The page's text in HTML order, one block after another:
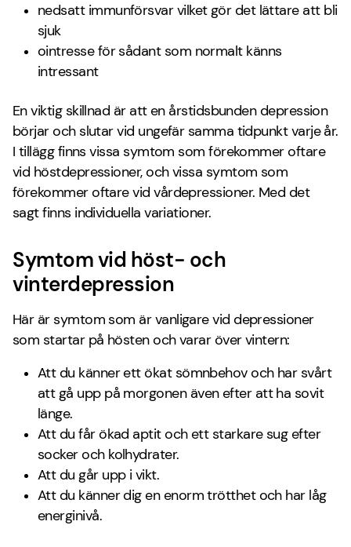
nedsatt immunförsvar vilket gör det lättare att bli
sjuk
ointresse för sådant som normalt känns
intressant
En viktig skillnad är att en årstidsbunden depression
börjar och slutar vid ungefär samma tidpunkt varje år.
I tillägg finns vissa symtom som förekommer oftare
vid höstdepressioner, och vissa symtom som
förekommer oftare vid vårdepressioner. Med det
sagt finns individuella variationer.
Symtom vid höst- och
vinterdepression
Här är symtom som är vanligare vid depressioner
som startar på hösten och varar över vintern:
Att du känner ett ökat sömnbehov och har svårt
att gå upp på morgonen även efter att ha sovit
länge.
Att du får ökad aptit och ett starkare sug efter
socker och kolhydrater.
Att du går upp i vikt.
Att du känner dig en enorm trötthet och har låg
energinivå.